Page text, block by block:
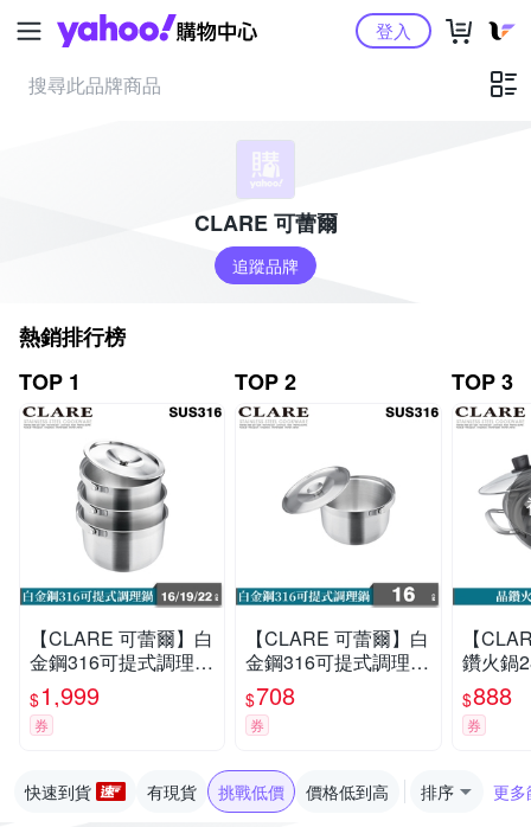
Yahoo購物中心登入
CLARE 可蕾爾
追蹤品牌
熱銷排行榜
TOP 1
【CLARE 可蕾爾】白
金鋼316可提式調理鍋
16+19+22cm
$1,999
券
TOP 2
【CLARE 可蕾爾】白
金鋼316可提式調理鍋
16cm
$708
券
TOP 3
【
鑽火鍋
$888
券
快速到貨 有現貨 挑戰低價 價格低到高 排序 更多